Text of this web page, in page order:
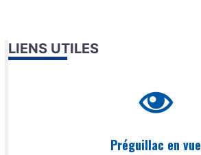
LIENS UTILES
Préguillac en vue